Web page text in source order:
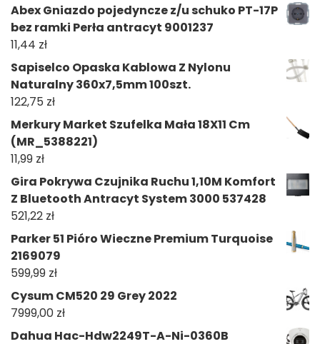
Abex Gniazdo pojedyncze z/u schuko PT-17P
bez ramki Perła antracyt 9001237
11,44 zł
Sapiselco Opaska Kablowa Z Nylonu
Naturalny 360x7,5mm 100szt.
122,75 zł
Merkury Market Szufelka Mała 18X11 Cm
(MR_5388221)
11,99 zł
Gira Pokrywa Czujnika Ruchu 1,10M Komfort
Z Bluetooth Antracyt System 3000 537428
521,22 zł
Parker 51 Pióro Wieczne Premium Turquoise
2169079
599,99 zł
Cysum CM520 29 Grey 2022
7999,00 zł
Dahua Hac-Hdw2249T-A-Ni-0360B